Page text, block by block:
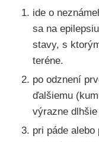
ide o
sa na
stavy, s
teréne.
po odznení
ďalšiemu
výrazne
pri páde